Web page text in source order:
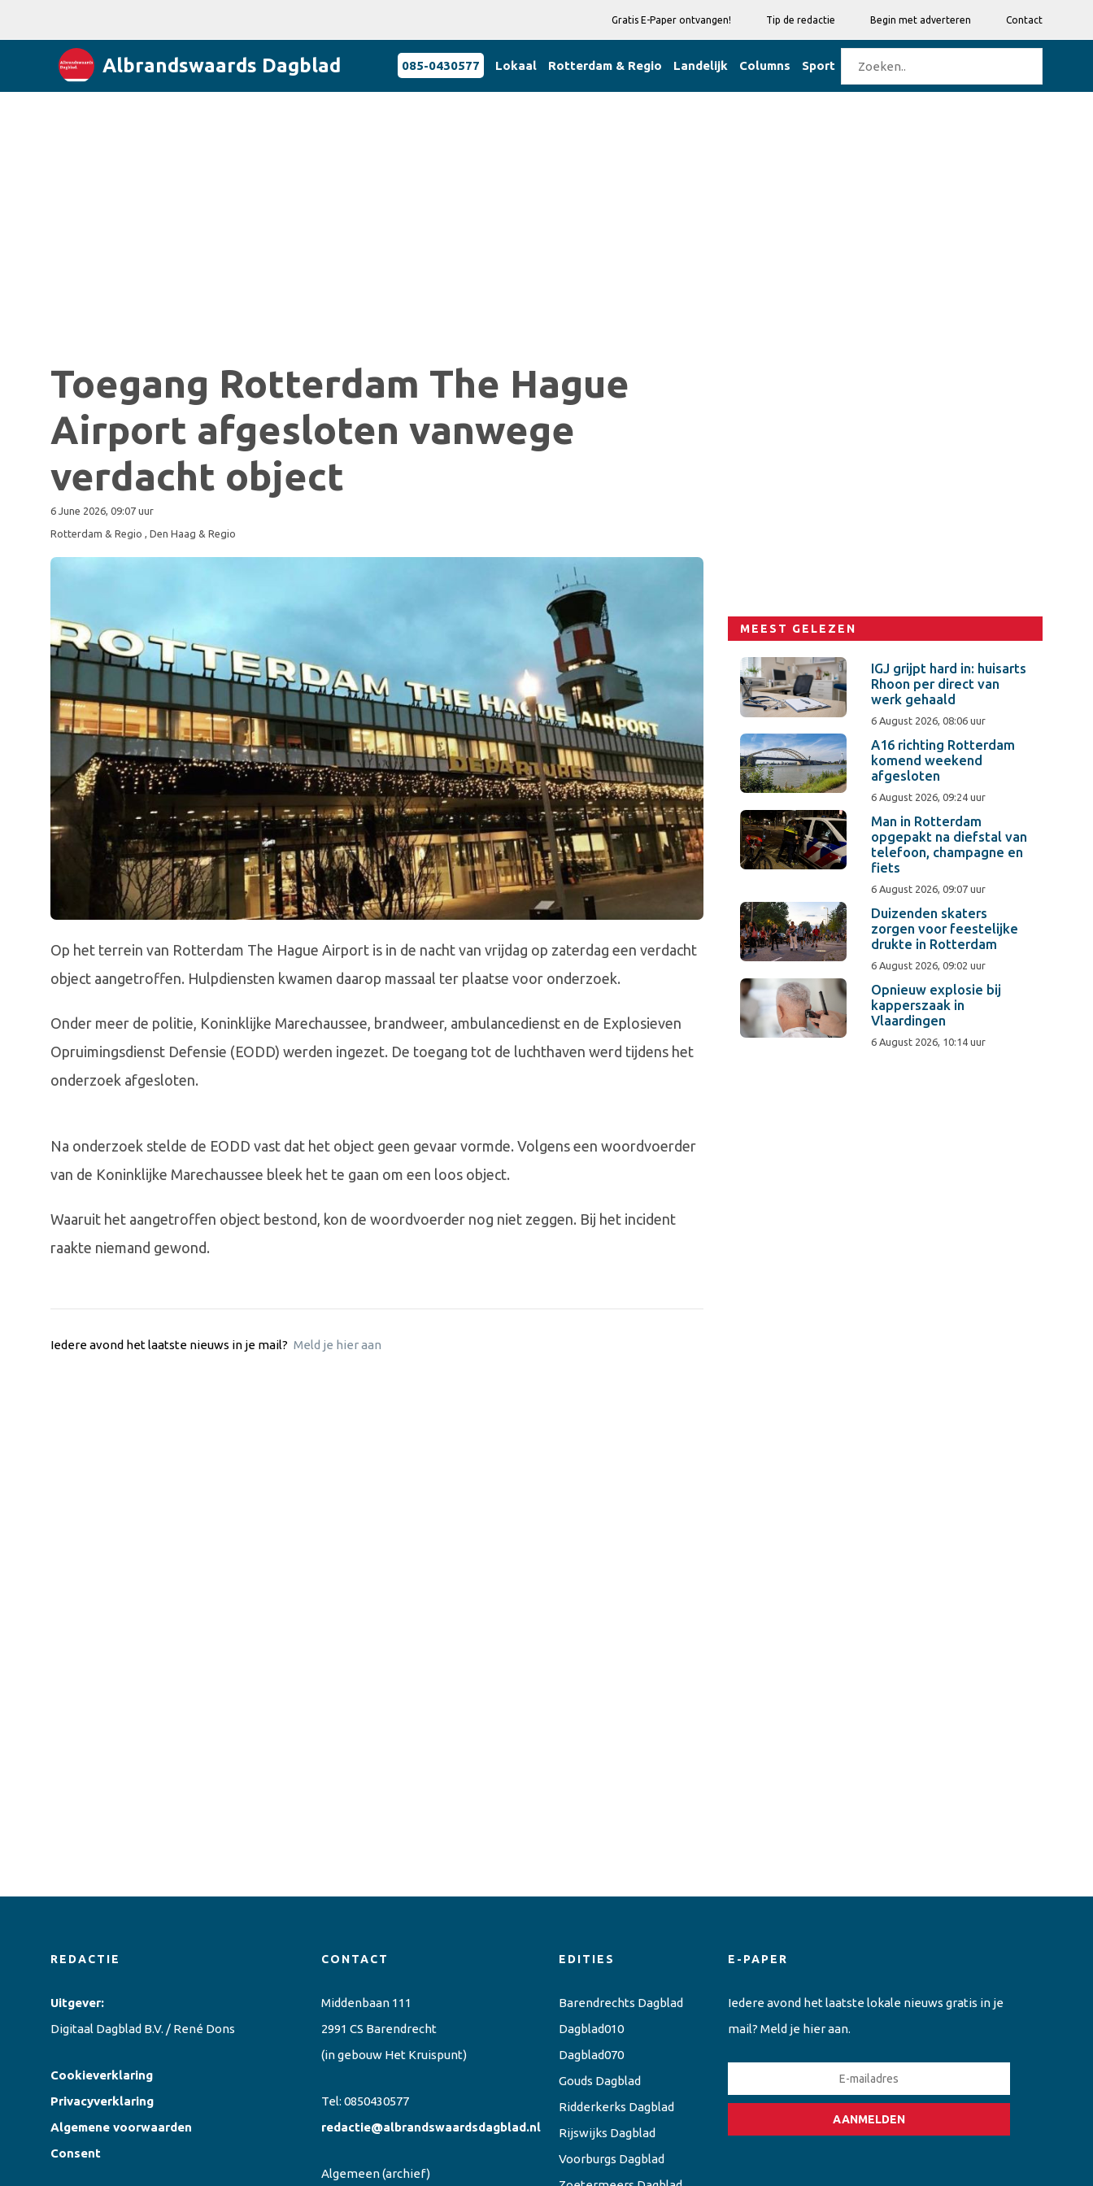
Gratis E-Paper ontvangen! Tip de redactie Begin met adverteren Contact
Albrandswaards Dagblad 085-0430577 Lokaal Rotterdam & Regio Landelijk Columns Sport
Toegang Rotterdam The Hague
Airport afgesloten vanwege
verdacht object
6 June 2026, 09:07 uur
Rotterdam & Regio , Den Haag & Regio
Op het terrein van Rotterdam The Hague Airport is in de nacht van vrijdag op zaterdag een verdacht
object aangetroffen. Hulpdiensten kwamen daarop massaal ter plaatse voor onderzoek.
Onder meer de politie, Koninklijke Marechaussee, brandweer, ambulancedienst en de Explosieven
Opruimingsdienst Defensie (EODD) werden ingezet. De toegang tot de luchthaven werd tijdens het
onderzoek afgesloten.
Na onderzoek stelde de EODD vast dat het object geen gevaar vormde. Volgens een woordvoerder
van de Koninklijke Marechaussee bleek het te gaan om een loos object.
Waaruit het aangetroffen object bestond, kon de woordvoerder nog niet zeggen. Bij het incident
raakte niemand gewond.
Iedere avond het laatste nieuws in je mail? Meld je hier aan
MEEST GELEZEN
IGJ grijpt hard in: huisarts
Rhoon per direct van
werk gehaald
6 August 2026, 08:06 uur
A16 richting Rotterdam
komend weekend
afgesloten
6 August 2026, 09:24 uur
Man in Rotterdam
opgepakt na diefstal van
telefoon, champagne en
fiets
6 August 2026, 09:07 uur
Duizenden skaters
zorgen voor feestelijke
drukte in Rotterdam
6 August 2026, 09:02 uur
Opnieuw explosie bij
kapperszaak in
Vlaardingen
6 August 2026, 10:14 uur
REDACTIE
Uitgever:
Digitaal Dagblad B.V. / René Dons
Cookieverklaring
Privacyverklaring
Algemene voorwaarden
Consent
CONTACT
Middenbaan 111
2991 CS Barendrecht
(in gebouw Het Kruispunt)
Tel: 0850430577
redactie@albrandswaardsdagblad.nl
Algemeen(archief)
EDITIES
Barendrechts Dagblad
Dagblad010
Dagblad070
Gouds Dagblad
Ridderkerks Dagblad
Rijswijks Dagblad
Voorburgs Dagblad
E-PAPER
Iedere avond het laatste lokale nieuws gratis in je
mail? Meld je hier aan.